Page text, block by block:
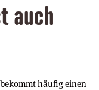
auch
häufig einen